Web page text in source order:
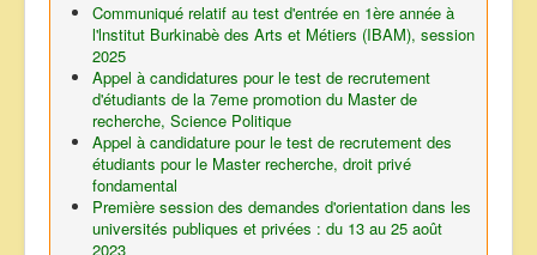
Communiqué relatif au test d'entrée en 1ère année à
l'lnstitut Burkinabè des Arts et Métiers (IBAM), session
2025
Appel à candidatures pour le test de recrutement
d'étudiants de la 7eme promotion du Master de
recherche, Science Politique
Appel à candidature pour le test de recrutement des
étudiants pour le Master recherche, droit privé
fondamental
Première session des demandes d'orientation dans les
universités publiques et privées : du 13 au 25 août
2023